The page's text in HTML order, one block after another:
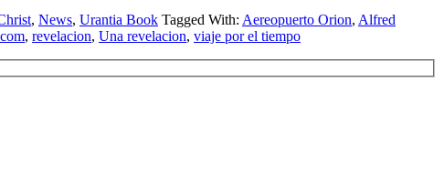
, News, Urantia Book Tagged With: Aereopuerto Orion, Alfred
, revelacion, Una revelacion, viaje por el tiempo